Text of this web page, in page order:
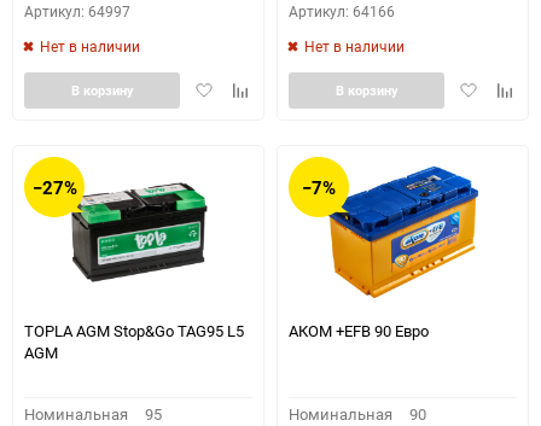
Артикул: 64997
Нет в наличии
ДобавитьДобавить
В корзину
Артикул: 64166
Нет в наличии
Добавить
В корзину
−27%
TOPLA AGM Stop&Go TAG95 L5
AGM
Номинальная
95
−7%
АКОМ +EFB 90 Евро
Номинальная
90